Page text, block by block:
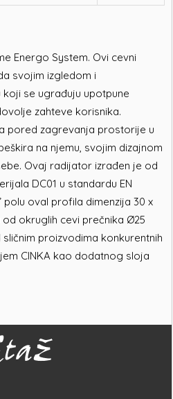
Energo System. Ovi cevni
svojim izgledom i
se ugrađuju upotpune
zahteve korisnika.
pored zagrevanja prostorije u
na njemu, svojim dizajnom
Ovaj radijator izrađen je od
DC01 u standardu EN
polu oval profila dimenzija 30 x
okruglih cevi prečnika Ø25
proizvodima konkurentnih
CINKA kao dodatnog sloja